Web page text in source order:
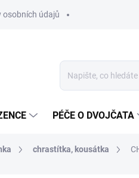
osobních údajů
PÉČE O DVOJČATA
chrastítka, kousátka